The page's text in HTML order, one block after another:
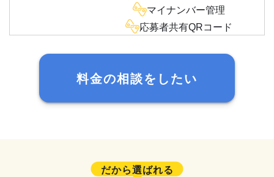
マイナンバー管理
応募者共有QRコード
料金の相談をしたい
だから選ばれる